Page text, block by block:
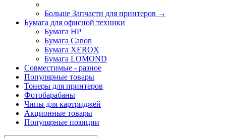
Больше Запчасти для принтеров →
Бумага для офисной техники
Бумага HP
Бумага Canon
Бумага XEROX
Бумага LOMOND
Совместимые - разное
Популярные товары
Тонеры для принтеров
Фотобарабаны
Чипы для картриджей
Акционные товары
Популярные позиции